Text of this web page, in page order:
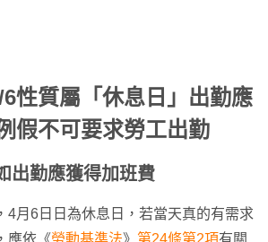
性質屬「休息日」出勤應
假不可要求勞工出勤
出勤應獲得加班費
4月6日日為休息日，若當天真的有需求
應依《勞動基準法》 第24條第2項有關